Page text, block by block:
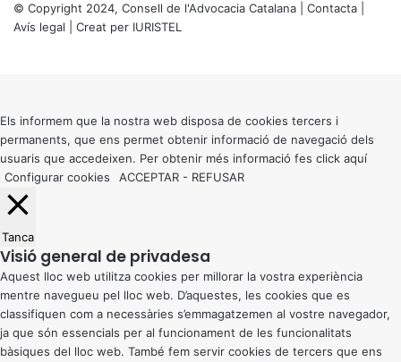
© Copyright 2024, Consell de l'Advocacia Catalana | Contacta
Avís legal | Creat per IURISTEL
button
Els informem que la nostra web disposa de cookies tercers i
permanents, que ens permet obtenir informació de navegació dels
usuaris que accedeixen. Per obtenir més informació fes click aquí
Configurar cookies
ACCEPTAR - REFUSAR
Tanca
Visió general de privadesa
Aquest lloc web utilitza cookies per millorar la vostra experiència
mentre navegueu pel lloc web. D’aquestes, les cookies que es
classifiquen com a necessàries s’emmagatzemen al vostre navegador,
ja que són essencials per al funcionament de les funcionalitats
bàsiques del lloc web. També fem servir cookies de tercers que ens